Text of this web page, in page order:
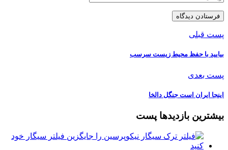
پست قبلی
بیایید با حفظ محیط زیست سرسب
پست بعدی
اینجا ایران است جنگل دالخا
بیشترین بازدیدها پست